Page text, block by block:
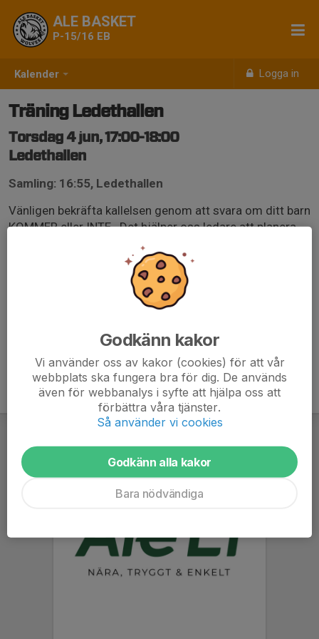
Kalender Logga in
ALE BASKET
P-15/16 EB
Träning Ledethallen
Torsdag 4 jun, 17:00-18:00
Ledethallen
Samling: 16:55, Ledethallen
Vänligen bekräfta kallelsen genom att svara om ditt barn
KOMMER eller INTE . Det hjälper oss ledare att planera
övningen på bästa sätt tack.
Godkänn kakor
Vi använder oss av kakor (cookies) för att vår
webbplats ska fungera bra för dig. De används
även för webbanalys i syfte att hjälpa oss att
förbättra våra tjänster.
Så använder vi cookies
Godkänn alla kakor
Bara nödvändiga